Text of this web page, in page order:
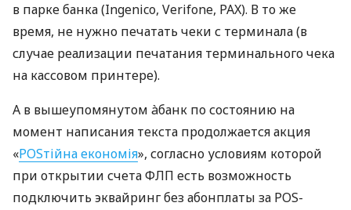
в парке банка (Ingenico, Verifone, PAX). В то же
время, не нужно печатать чеки с терминала (в
случае реализации печатания терминального чека
на кассовом принтере).
А в вышеупомянутом àбанк по состоянию на
момент написания текста продолжается акция
«POSтійна економія», согласно условиям которой
при открытии счета ФЛП есть возможность
подключить эквайринг без абонплаты за POS-